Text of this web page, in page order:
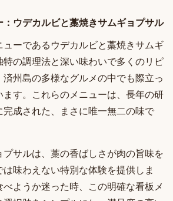
ウデカルビと藁焼きサムギョプサル
ーであるウデカルビと藁焼きサムギ
特の調理法と深い味わいで多くのリピ
州島の多様なグルメの中でも際立っ
す。これらのメニューは、長年の研
成された、まさに唯一無二の味で
サルは、藁の香ばしさが肉の旨味を
味わえない特別な体験を提供しま
ようか迷った時、この明確な看板メ